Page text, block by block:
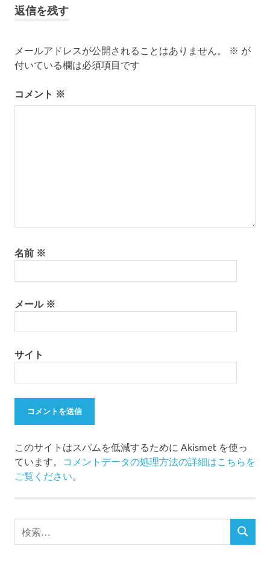
返信を残す
メールアドレスが公開されることはありません。 ※ が
付いている欄は必須項目です
コメント ※
名前 ※
メール ※
サイト
このサイトはスパムを低減するために Akismet を使っ
ています。 コメントデータの処理方法の詳細はこちらを
ご覧ください。
検
索
検